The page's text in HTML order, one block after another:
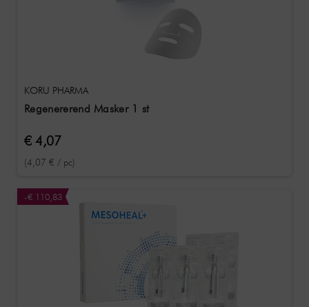
KORU PHARMA
Regenererend Masker 1 st
€ 4,07
(4,07 € / pc)
-€ 110,83